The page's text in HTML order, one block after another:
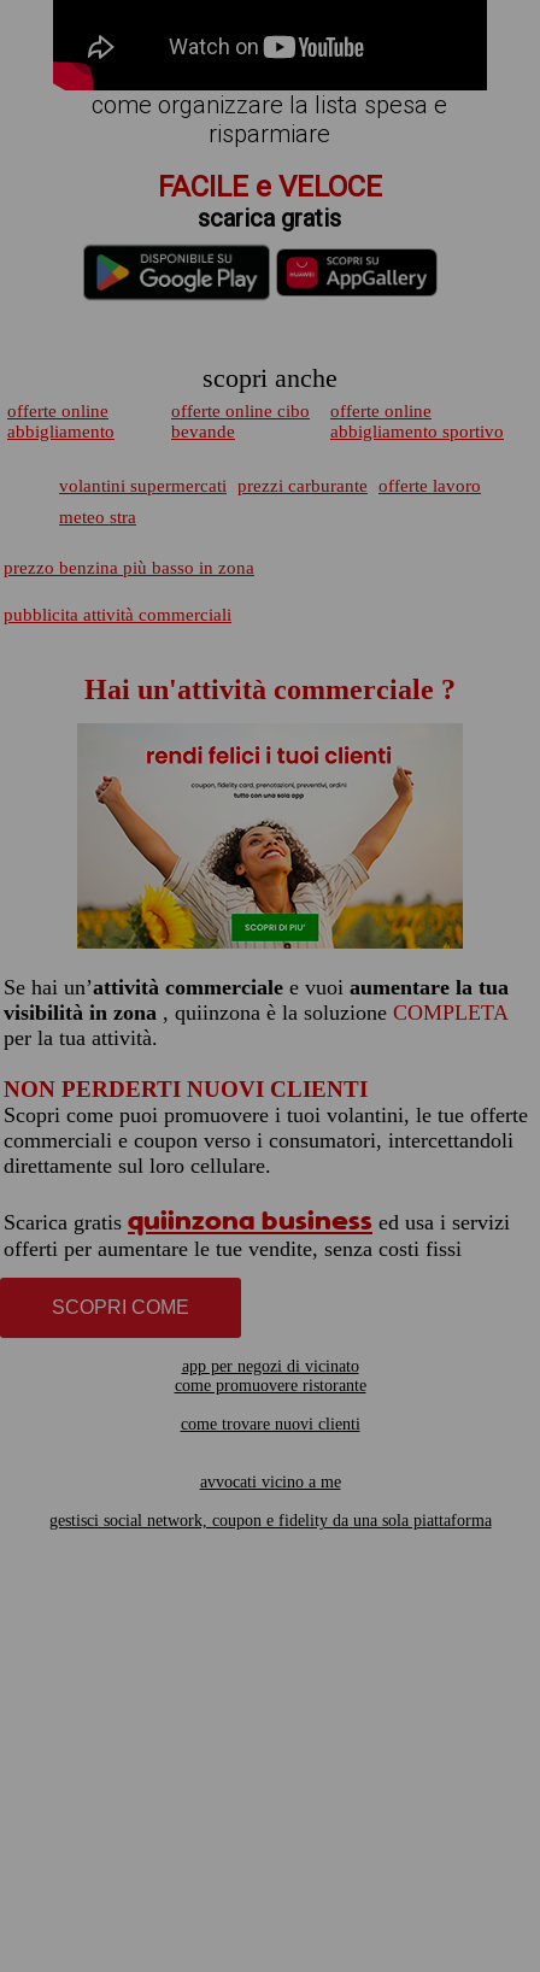
come organizzare la lista spesa e
risparmiare
FACILE e VELOCE
scarica gratis
scopri anche
offerte online
abbigliamento
offerte online cibo
bevande
offerte online
abbigliamento sportivo
volantini supermercati prezzi carburante
offerte lavoro
meteo stra
prezzo benzina più basso in zona
pubblicita attività commerciali
Hai un'attività commerciale ?
Se hai un’attività commerciale e vuoi aumentare la tua
visibilità in zona , quiinzona è la soluzione COMPLETA
per la tua attività.
NON PERDERTI NUOVI CLIENTI
Scopri come puoi promuovere i tuoi volantini, le tue offerte
commerciali e coupon verso i consumatori, intercettandoli
direttamente sul loro cellulare.
Scarica gratis quiinzona business ed usa i servizi
offerti per aumentare le tue vendite, senza costi fissi
SCOPRI COME
app per negozi di vicinato
come promuovere ristorante
come trovare nuovi clienti
avvocati vicino a me
gestisci social network, coupon e fidelity da una sola piattaforma